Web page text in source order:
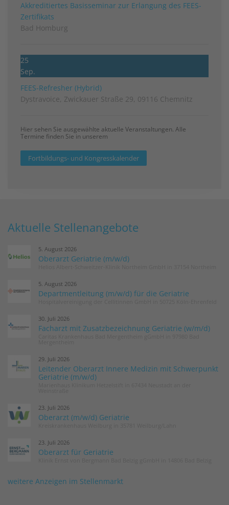
Akkreditiertes Basisseminar zur Erlangung des FEES-
Zertifikats
Bad Homburg
25
Sep.
FEES-Refresher (Hybrid)
Dystravoice, Zwickauer Straße 29, 09116 Chemnitz
Hier sehen Sie ausgewählte aktuelle Veranstaltungen. Alle
Termine finden Sie in unserem
Fortbildungs- und Kongresskalender
Aktuelle Stellenangebote
5. August 2026
Oberarzt Geriatrie (m/w/d)
5. August 2026
Departmentleitung (m/w/d) für die Geriatrie
30. Juli 2026
Facharzt mit Zusatzbezeichnung Geriatrie (w/m/d)
29. Juli 2026
Leitender Oberarzt Innere Medizin mit Schwerpunkt
Geriatrie (m/w/d)
23. Juli 2026
Oberarzt (m/w/d) Geriatrie
23. Juli 2026
Oberarzt für Geriatrie
weitere Anzeigen im Stellenmarkt